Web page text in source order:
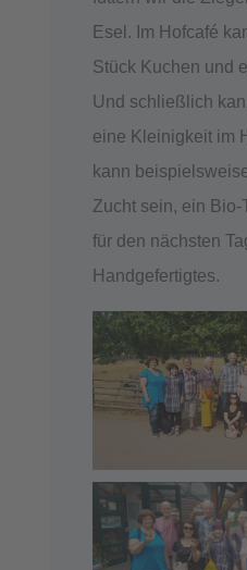
Esel. Im Hofcafé
Stück Kuchen und
Und schließlich
eine Kleinigkeit im
kann
Zucht sein, ein
für den nächsten
Handgefertigtes.